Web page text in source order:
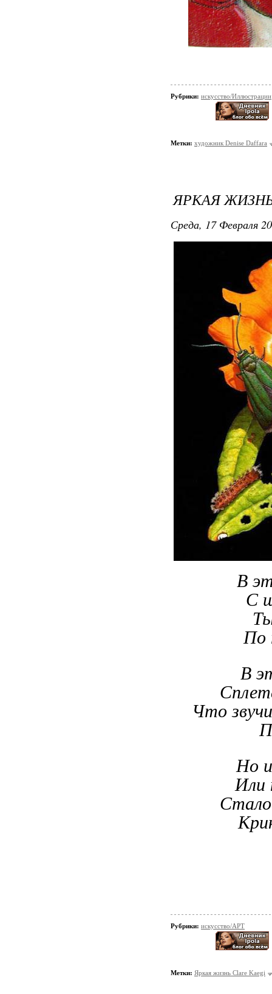
Рубрики: искусство/Иллюстрации
Метки: художник Denise Daffara
ЯРКАЯ ЖИЗНЬ
Среда, 17 Февраля
В
С
По
В
Что
Но
Или
Стало
Рубрики: искусство/АРТ
Метки: Яркая жизнь Clare Kaegi